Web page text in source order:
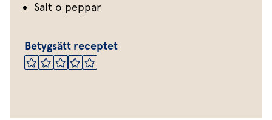
Salt o peppar
Betygsätt receptet